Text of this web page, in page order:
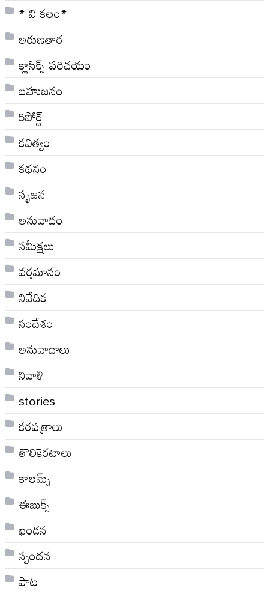
* వి క‌లం*
అరుణతార
క్లాసిక్స్ ప‌రిచ‌యం
బహుజనం
రిపోర్ట్
కవిత్వం
కథనం
సృజన
అనువాదం
సమీక్షలు
వర్తమానం
నివేదిక
సందేశం
అనువాదాలు
నివాళి
stories
కరపత్రాలు
తొలికెరటాలు
కాలమ్స్
ఈబుక్స్
ఖండన
స్పందన
పాట